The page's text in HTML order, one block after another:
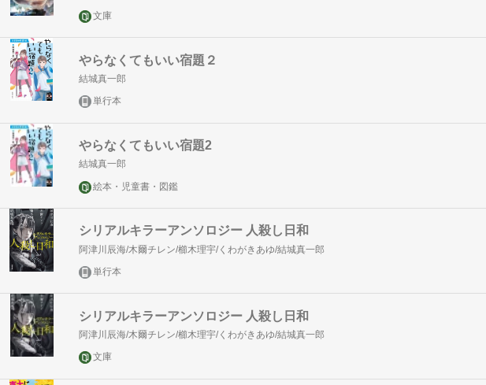
文庫
やらなくてもいい宿題２
結城真一郎
単行本
やらなくてもいい宿題2
結城真一郎
絵本・児童書・図鑑
シリアルキラーアンソロジー 人殺し日和
阿津川辰海/木爾チレン/櫛木理宇/くわがきあゆ/結城真一郎
単行本
シリアルキラーアンソロジー 人殺し日和
阿津川辰海/木爾チレン/櫛木理宇/くわがきあゆ/結城真一郎
文庫